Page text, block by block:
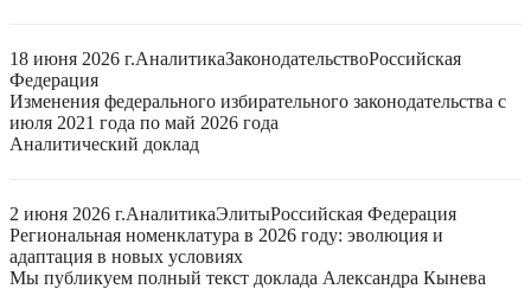
18 июня 2026 г.АналитикаЗаконодательствоРоссийская
Федерация
Изменения федерального избирательного законодательства с
июля 2021 года по май 2026 года
Аналитический доклад
2 июня 2026 г.АналитикаЭлитыРоссийская Федерация
Региональная номенклатура в 2026 году: эволюция и
адаптация в новых условиях
Мы публикуем полный текст доклада Александра Кынева